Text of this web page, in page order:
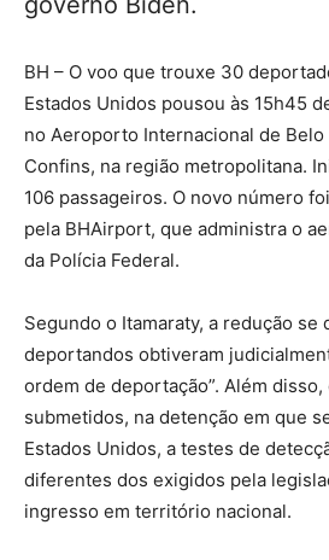
BH – O voo que trouxe 30
Estados Unidos pousou às 15h45
no Aeroporto Internacional de
Confins, na região metropolitana.
106 passageiros. O novo número
pela BHAirport, que administra o
da Polícia Federal.
Segundo o Itamaraty, a redução se
deportandos obtiveram
ordem de deportação”. Além
submetidos, na detenção em que
Estados Unidos, a testes de
diferentes dos exigidos pela
ingresso em território nacional.